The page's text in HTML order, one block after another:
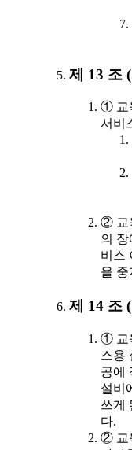
제 13 조
① 교
서비
② 교
의 장
비스
을
제 14 조
① 교
스용
공에
설비
쓰게
다.
② 교